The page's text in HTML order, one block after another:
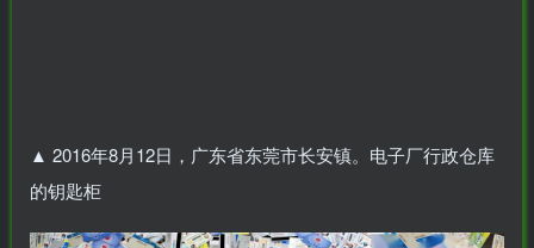
▲ 2016年8月12日，广东省东莞市长安镇。电子厂行政仓库
的钥匙柜